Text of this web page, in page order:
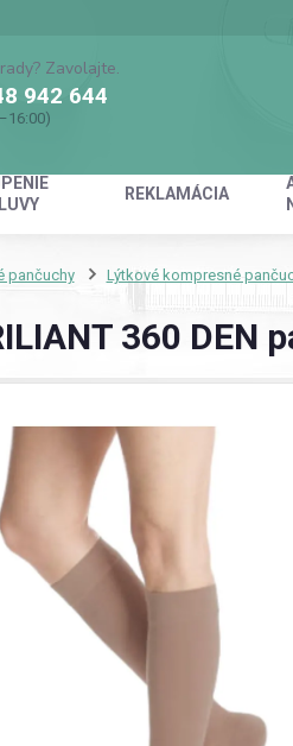
REKLAMÁCIA
Zavolajte.
942 644
pančuchy Lýtkové kompresné
360 DEN